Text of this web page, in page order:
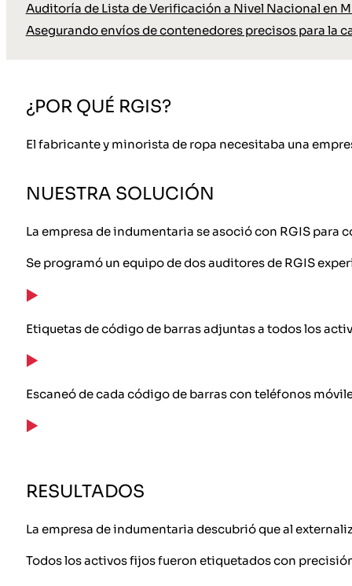
Auditoría de Lista de Verificación a Nivel Nacional en
Asegurando envíos de contenedores precisos para la
¿POR QUÉ RGIS?
El fabricante y minorista de ropa necesitaba una
NUESTRA SOLUCIÓN
La empresa de indumentaria se asoció con RGIS
Se programó un equipo de dos auditores de RGIS
Etiquetas de código de barras adjuntas a todos los
Escaneó de cada código de barras con teléfonos
RESULTADOS
La empresa de indumentaria descubrió que al
Todos los activos fijos fueron etiquetados con